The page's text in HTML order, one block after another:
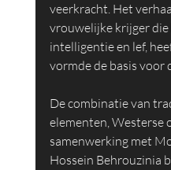
veerkracht. Het
vrouwelijke krijger
intelligentie en lef,
vormde de basis voor
De combinatie van
elementen, Westerse
samenwerking met
Hossein Behrouzinia